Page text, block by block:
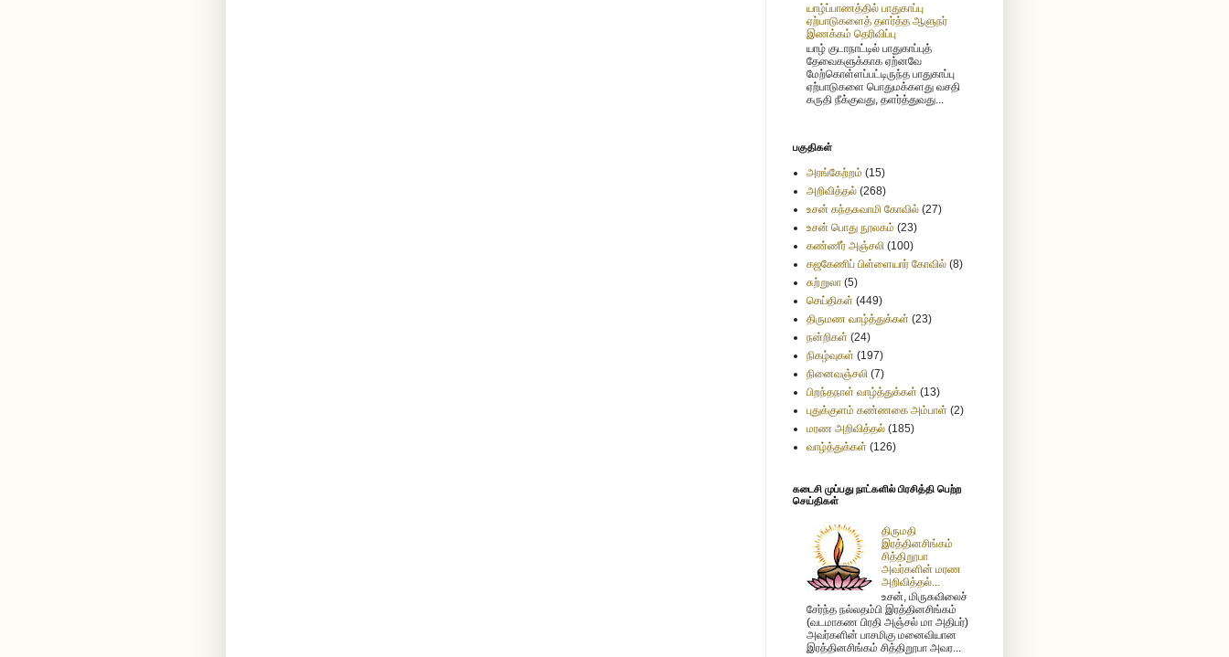
யாழ்ப்பாணத்தில் பாதுகாப்பு
ஏற்பாடுகளைத் தளர்த்த ஆளுநர்
இணக்கம் தெரிவிப்பு
யாழ் குடாநாட்டில் பாதுகாப்புத்
தேவைகளுக்காக ஏற்னவே
மேற்கொள்ளப்பட்டிருந்த பாதுகாப்பு
ஏற்பாடுகளை பொதுமக்களது வசதி
கருதி நீக்குவது, தளர்த்துவது...
பகுதிகள்
அரங்கேற்றம் (15)
அறிவித்தல் (268)
உசன் கந்தசுவாமி கோவில் (27)
உசன் பொது நூலகம் (23)
கண்ணீர் அஞ்சலி (100)
கஜகேணிப் பிள்ளையார் கோவில் (8)
சுற்றுலா (5)
செய்திகள் (449)
திருமண வாழ்த்துக்கள் (23)
நன்றிகள் (24)
நிகழ்வுகள் (197)
நினைவஞ்சலி (7)
பிறந்தநாள் வாழ்த்துக்கள் (13)
புதுக்குளம் கண்ணகை அம்பாள் (2)
மரண அறிவித்தல் (185)
வாழ்த்துக்கள் (126)
கடைசி முப்பது நாட்களில் பிரசித்தி பெற்ற
செய்திகள்
திருமதி
இரத்தினசிங்கம்
சித்திறூபா
அவர்களின் மரண
அறிவித்தல்...
உசன், மிருசுவிலைச்
சேர்ந்த நல்லதம்பி இரத்தினசிங்கம்
(வடமாகண பிரதி அஞ்சல் மா அதிபர்)
அவர்களின் பாசமிகு மனைவியான
இரத்தினசிங்கம் சித்திறூபா அவர...